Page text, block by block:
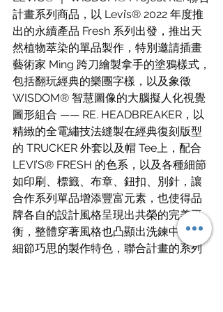
計畫系列商品，以 Levi’s® 2022 年度推
出的永續產品 Fresh 系列出發，推出天
然植物萃染的單品製作，特別邀請插畫
藝術家 Ming 跨刀繪製拿手的塗鴉樣式，
包括翻玩經典的樂團字樣，以及象徵
WISDOM® 智慧圖像的大腦擬人化視覺
圖形組合 —— RE. HEADBREAKER，以
精緻的全電繡技法縫製在經典復刻版型
的 TRUCKER 外套以及帽 Tee上，配合
LEVI’S® FRESH 的色系，以及各種細節
如印刷、標籤、布章、鈕扣、別針，讓
合作系列單品增添豐富元素，也使得品
牌各自的設計風格呈現出共榮的完美平
衡，整體穿著風格也凸顯出洗鍊中帶有
細節巧思的製作特色，聯合計畫的系列